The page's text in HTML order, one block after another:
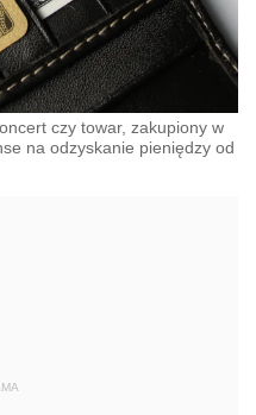
czy towar, zakupiony w
na odzyskanie pieniędzy od